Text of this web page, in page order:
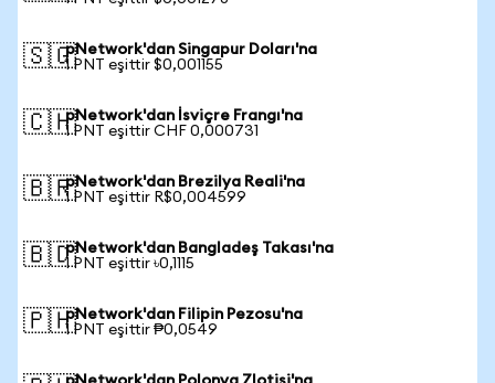
🇸🇬pNetwork'dan Singapur Doları'na
1 PNT eşittir $0,001155
🇨🇭pNetwork'dan İsviçre Frangı'na
1 PNT eşittir CHF 0,000731
🇧🇷pNetwork'dan Brezilya Reali'na
1 PNT eşittir R$0,004599
🇧🇩pNetwork'dan Bangladeş Takası'na
1 PNT eşittir ৳0,1115
🇵🇭pNetwork'dan Filipin Pezosu'na
1 PNT eşittir ₱0,0549